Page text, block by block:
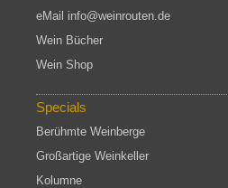
eMail info@weinrouten.de
Wein Bücher
Wein Shop
Specials
Berühmte Weinberge
Großartige Weinkeller
Kolumne